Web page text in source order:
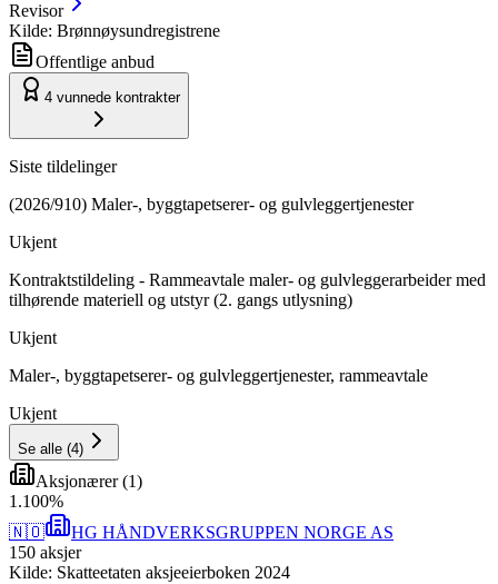
Revisor
Kilde: Brønnøysundregistrene
Offentlige anbud
4 vunnede kontrakter
Siste tildelinger
(2026/910) Maler-, byggtapetserer- og gulvleggertjenester
Ukjent
Kontraktstildeling - Rammeavtale maler- og gulvleggerarbeider med
tilhørende materiell og utstyr (2. gangs utlysning)
Ukjent
Maler-, byggtapetserer- og gulvleggertjenester, rammeavtale
Ukjent
Se alle (4)
Aksjonærer(1)
1 .100%
🇳🇴
HG HÅNDVERKSGRUPPEN NORGE AS
150 aksjer
Kilde: Skatteetaten aksjeeierboken 2024